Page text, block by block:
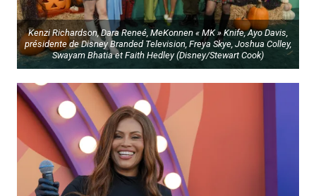
Kenzi Richardson, Dara Reneé, MeKonnen « MK » Knife, Ayo Davis,
présidente de Disney Branded Television, Freya Skye, Joshua Colley,
Swayam Bhatia et Faith Hedley (Disney/Stewart Cook)